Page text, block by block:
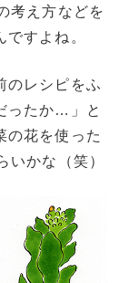
考え方などを
すよね。
のレシピをふ
ったか…」と
の花を使った
いかな（笑）